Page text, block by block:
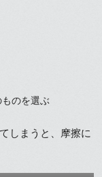
のを選ぶ
しまうと、摩擦に